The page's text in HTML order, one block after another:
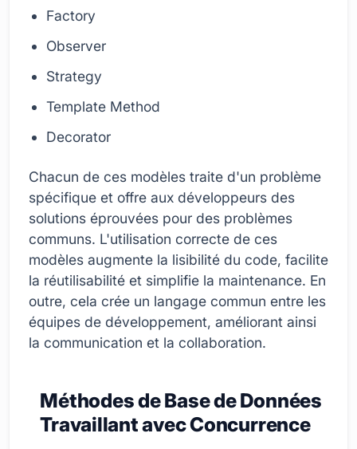
Factory
Observer
Strategy
Template Method
Decorator
Chacun de ces modèles traite d'un problème
spécifique et offre aux développeurs des
solutions éprouvées pour des problèmes
communs. L'utilisation correcte de ces
modèles augmente la lisibilité du code, facilite
la réutilisabilité et simplifie la maintenance. En
outre, cela crée un langage commun entre les
équipes de développement, améliorant ainsi
la communication et la collaboration.
Méthodes de Base de Données
Travaillant avec Concurrence